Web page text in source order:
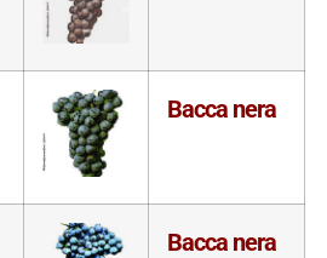
Bacca nera
Bacca nera